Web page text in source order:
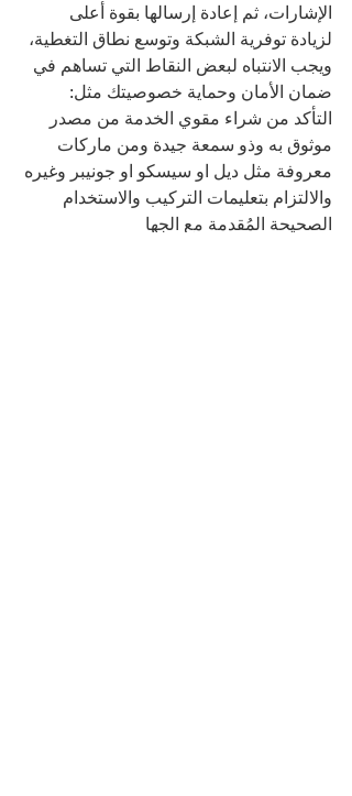
الإشارات، ثم إعادة إرسالها بقوة أعلى
لزيادة توفرية الشبكة وتوسع نطاق التغطية،
ويجب الانتباه لبعض النقاط التي تساهم في
ضمان الأمان وحماية خصوصيتك مثل:
التأكد من شراء مقوي الخدمة من مصدر
موثوق به وذو سمعة جيدة ومن ماركات
معروفة مثل ديل او سيسكو او جونيبر وغيره
والالتزام بتعليمات التركيب والاستخدام
الصحيحة المُقدمة مع الجها